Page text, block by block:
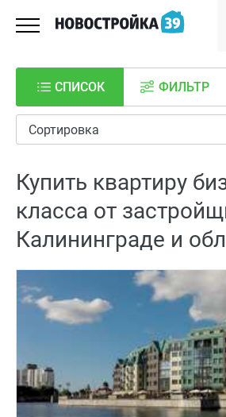
СПИСОК ФИЛЬТР
Сортировка
Купить квартиру
класса от
Калининграде и